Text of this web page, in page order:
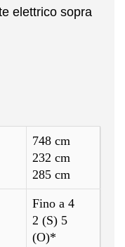
elettrico sopra
748 cm
232 cm
285 cm
Fino a 4
2 (S) 5
(O)*